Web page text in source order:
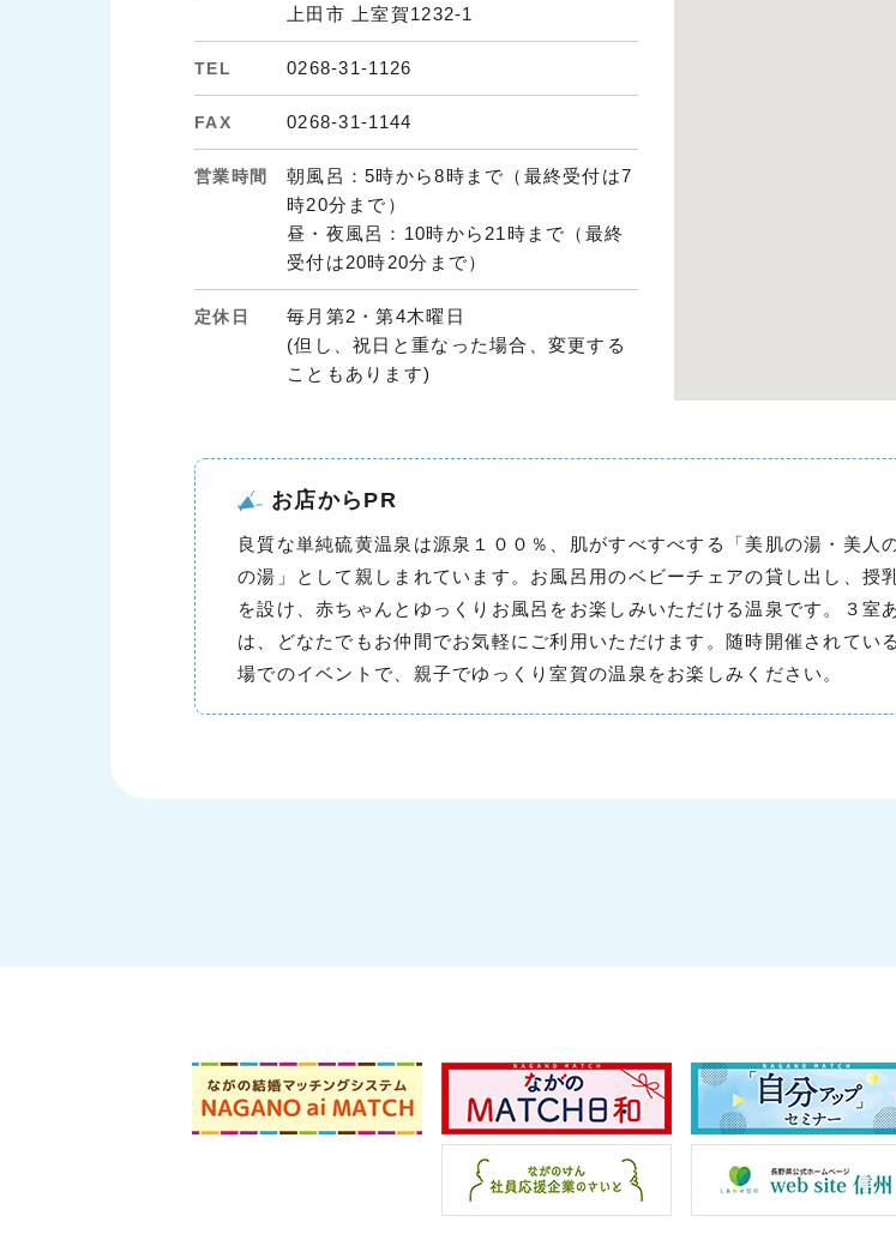
上田市 上室賀1232-1
TEL 0268-31-1126
FAX 0268-31-1144
営業時間
朝風呂：5時から8時まで（最終受付は7
時20分まで）
昼・夜風呂：10時から21時まで（最終
受付は20時20分まで）
定休日
毎月第2・第4木曜日
(但し、祝日と重なった場合、変更する
こともあります)
お店からPR
良質な単純硫黄温泉は源泉１００％、肌がすべすべする「美肌の湯・美人
の湯」として親しまれています。お風呂用のベビーチェアの貸し出し、授
を設け、赤ちゃんとゆっくりお風呂をお楽しみいただける温泉です。３室
は、どなたでもお仲間でお気軽にご利用いただけます。随時開催されてい
場でのイベントで、親子でゆっくり室賀の温泉をお楽しみください。